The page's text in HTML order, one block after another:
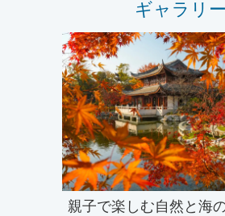
ギャラリー
親子で楽しむ自然と海